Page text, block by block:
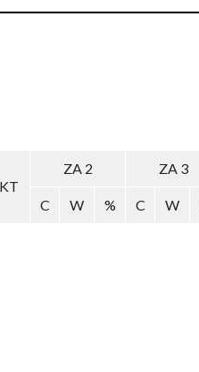
ZA 2 ZA 3
C
W % C W